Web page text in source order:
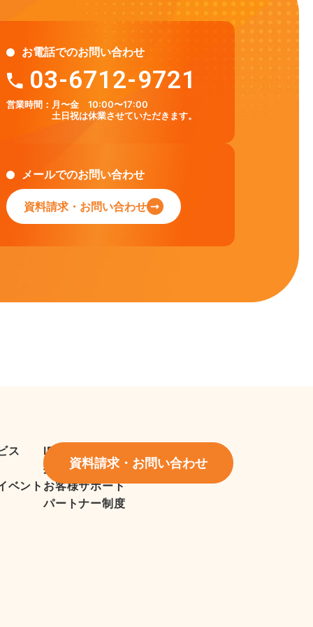
お電話でのお問い合わせ
03-6712-9721
営業時間： 月〜金 10:00〜17:00
土日祝は休業させていただきます。
メールでのお問い合わせ
資料請求・お問い合わせ
ス
ベント
IR情報
採用情報
お客様サポート
パートナー制度
資料請求・お問い合わせ